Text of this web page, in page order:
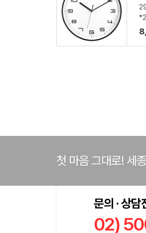
첫 마음 그대로! 세
문의 · 상담
02)